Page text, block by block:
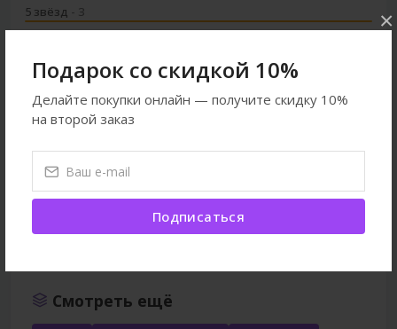
Подарок со скидкой 10%
Делайте покупки онлайн — получите скидку 10%
на второй заказ
Подписаться
×
5 звёзд - 3
3 звёзд- 0
2 звёзд- 0
1 звезда- 0
Войти
Смотреть ещё